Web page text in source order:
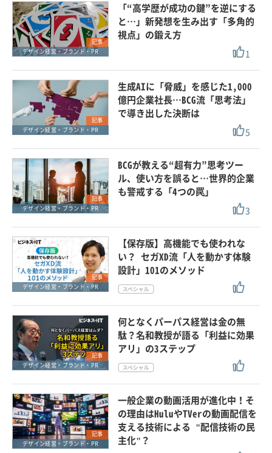
記事
デザイン経営・ブランド・PR
「“高学歴が成功の鍵”を逆にする
と…」新発想を生み出す「多角的
視点」の鍛え方
1
記事
デザイン経営・ブランド・PR
生成AIに「脅威」を感じた1,000
億円企業社長…BCG流「思考法」
で導き出した決断は
5
記事
デザイン経営・ブランド・PR
BCGが教える“超有力”思考ツー
ル、使い方を誤ると…世界的企業
も警戒する「4つの罠」
3
記事
デザイン経営・ブランド・PR
【保存版】高機能でも使われな
い？ セガXD流「人を動かす体験
設計」101のメソッド
記事
デザイン経営・ブランド・PR
何となくパーパス経営は金の無
駄？名和教授が語る「利益に効果
アリ」の3ステップ
記事
デザイン経営・ブランド・PR
一般企業の動画活用が進化中！そ
の理由はHuluやTVerの動画配信を
支える技術による "配信技術の民
主化"？